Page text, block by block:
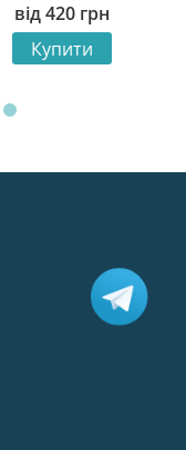
від420 грн
Купити